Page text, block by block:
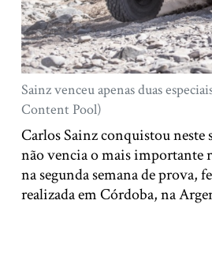
Sainz venceu apenas duas
Content Pool)
Carlos Sainz conquistou neste
não vencia o mais
na segunda semana de prova,
realizada em Córdoba, na